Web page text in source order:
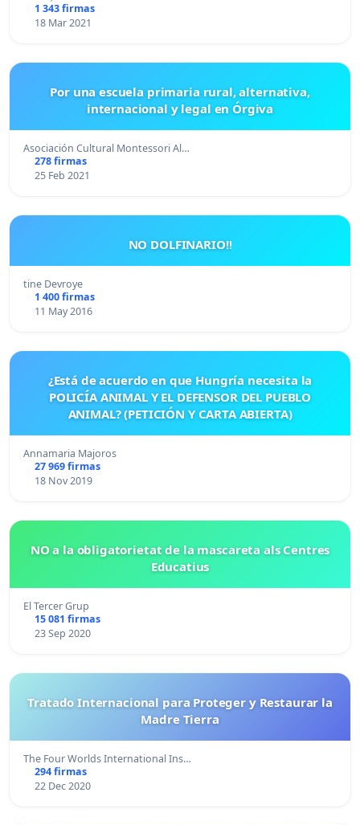
1 343 firmas
18 Mar 2021
Por una escuela primaria rural, alternativa,
internacional y legal en Órgiva
Asociación Cultural Montessori Al…
278 firmas
25 Feb 2021
NO DOLFINARIO!!
tine Devroye
1 400 firmas
11 May 2016
¿Está de acuerdo en que Hungría necesita la
POLICÍA ANIMAL Y EL DEFENSOR DEL PUEBLO
ANIMAL? (PETICIÓN Y CARTA ABIERTA)
Annamaria Majoros
27 969 firmas
18 Nov 2019
NO a la obligatorietat de la mascareta als Centres
Educatius
El Tercer Grup
15 081 firmas
23 Sep 2020
Tratado Internacional para Proteger y Restaurar la
Madre Tierra
The Four Worlds International Ins…
294 firmas
22 Dec 2020